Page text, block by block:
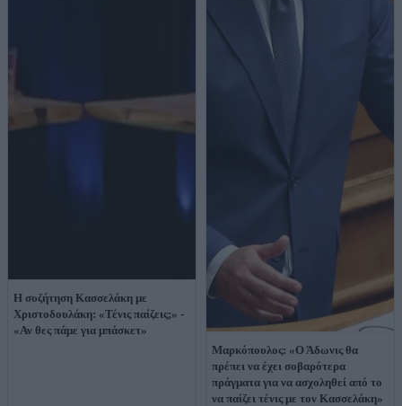
Η συζήτηση Κασσελάκη με
Χριστοδουλάκη: «Τένις παίζεις;» -
«Αν θες πάμε για μπάσκετ»
Μαρκόπουλος: «Ο Άδωνις θα
πρέπει να έχει σοβαρότερα
πράγματα για να ασχοληθεί από το
να παίζει τένις με τον Κασσελάκη»